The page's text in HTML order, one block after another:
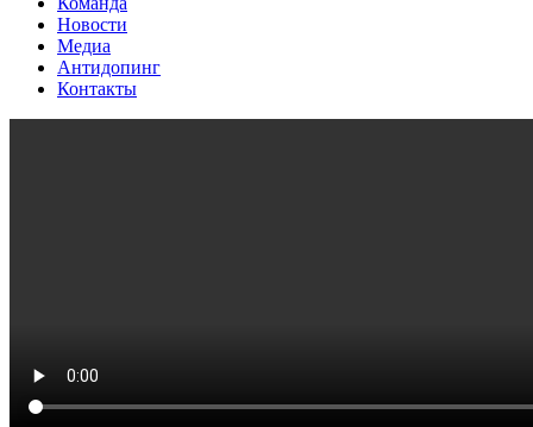
Новости
Медиа
Антидопинг
Контакты